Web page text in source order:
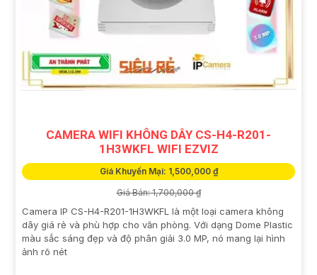
CAMERA WIFI KHÔNG DÂY CS-H4-R201-
1H3WKFL WIFI EZVIZ
Giá Khuyến Mại: 1,500,000 ₫
Giá Bán: 1,700,000 ₫
Camera IP CS-H4-R201-1H3WKFL là một loại camera không
dây giá rẻ và phù hợp cho văn phòng. Với dạng Dome Plastic
màu sắc sáng đẹp và độ phân giải 3.0 MP, nó mang lại hình
ảnh rõ nét